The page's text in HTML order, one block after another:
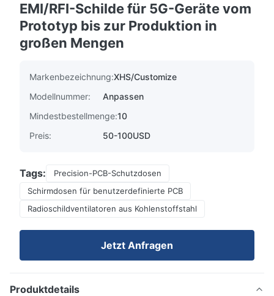
EMI/RFI-Schilde für 5G-Geräte vom
Prototyp bis zur Produktion in
großen Mengen
Markenbezeichnung:XHS/Customize
Modellnummer:
Anpassen
Mindestbestellmenge:10
Preis:
50-100USD
Tags:
Precision-PCB-Schutzdosen
Schirmdosen für benutzerdefinierte PCB
Radioschildventilatoren aus Kohlenstoffstahl
Jetzt Anfragen
Produktdetails